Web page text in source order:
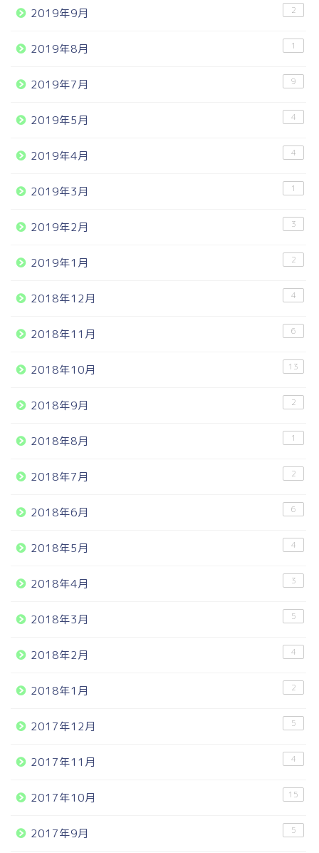
2019年9月 2
2019年8月 1
2019年7月 9
2019年5月 4
2019年4月 4
2019年3月 1
2019年2月 3
2019年1月 2
2018年12月 4
2018年11月 6
2018年10月 13
2018年9月 2
2018年8月 1
2018年7月 2
2018年6月 6
2018年5月 4
2018年4月 3
2018年3月 5
2018年2月 4
2018年1月 2
2017年12月 5
2017年11月 4
2017年10月 15
2017年9月 5